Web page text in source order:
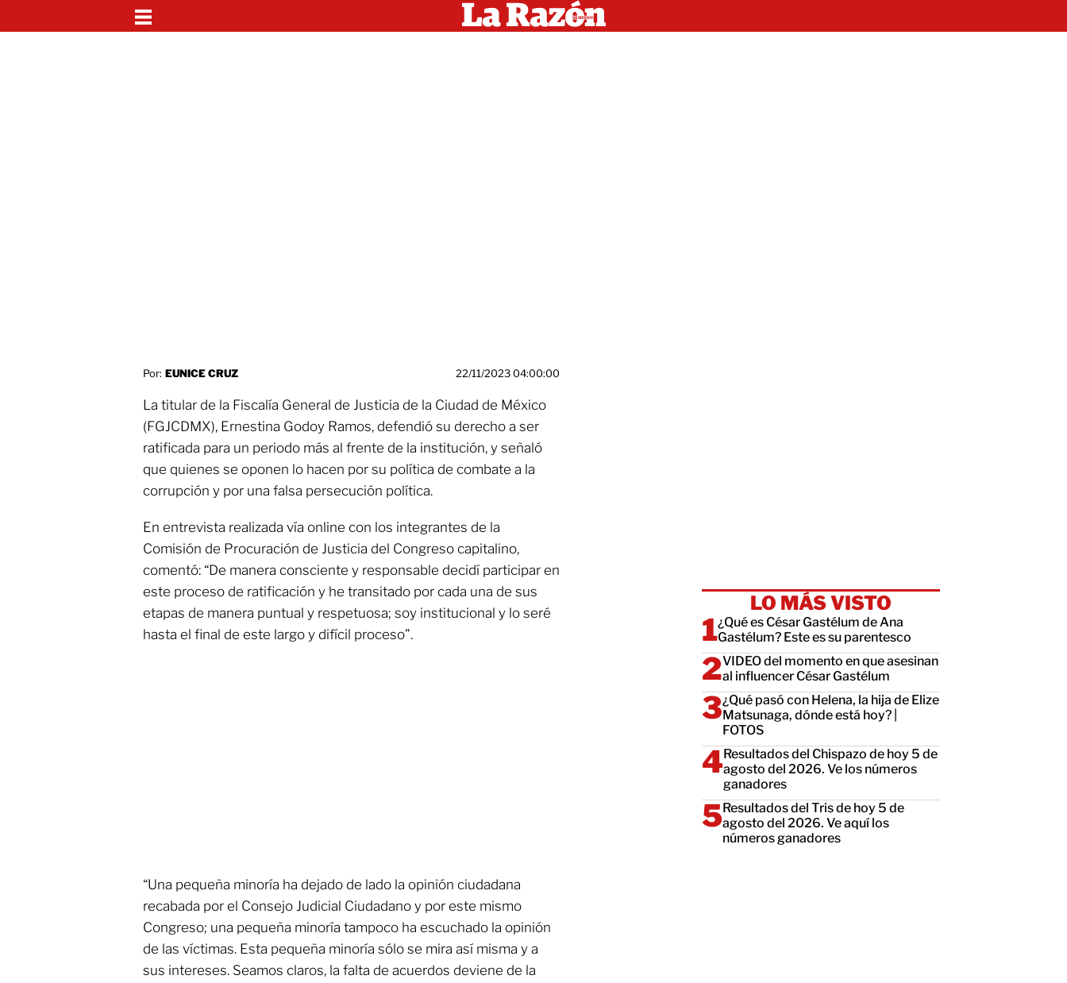
Por: EUNICE CRUZ 22/11/2023 04:00:00
La titular de la Fiscalía General de Justicia de la Ciudad de México
(FGJCDMX), Ernestina Godoy Ramos, defendió su derecho a ser
ratificada para un periodo más al frente de la institución, y señaló
que quienes se oponen lo hacen por su política de combate a la
corrupción y por una falsa persecución política.
En entrevista realizada vía online con los integrantes de la
Comisión de Procuración de Justicia del Congreso capitalino,
comentó: “De manera consciente y responsable decidí participar en
este proceso de ratificación y he transitado por cada una de sus
etapas de manera puntual y respetuosa; soy institucional y lo seré
hasta el final de este largo y difícil proceso”.
“Una pequeña minoría ha dejado de lado la opinión ciudadana
recabada por el Consejo Judicial Ciudadano y por este mismo
Congreso; una pequeña minoría tampoco ha escuchado la opinión
de las víctimas. Esta pequeña minoría sólo se mira así misma y a
sus intereses. Seamos claros, la falta de acuerdos deviene de la
LO MÁS VISTO
¿Qué es César Gastélum de Ana
Gastélum? Este es su parentesco
VIDEO del momento en que asesinan
al influencer César Gastélum
¿Qué pasó con Helena, la hija de Elize
Matsunaga, dónde está hoy? |
FOTOS
Resultados del Chispazo de hoy 5 de
agosto del 2026. Ve los números
ganadores
Resultados del Tris de hoy 5 de
agosto del 2026. Ve aquí los
números ganadores